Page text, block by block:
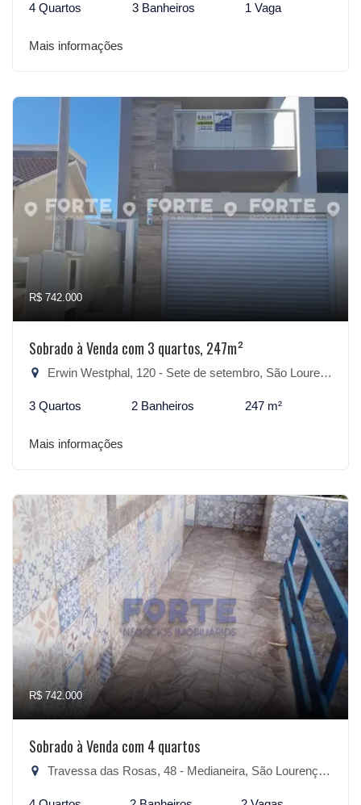
4 Quartos 3 Banheiros 1 Vaga
Mais informações
R$ 742.000
Sobrado à Venda com 3 quartos, 247m²
Erwin Westphal, 120 - Sete de setembro, São Lourenço do Sul-RS
3 Quartos 2 Banheiros 247 m²
Mais informações
R$ 742.000
Sobrado à Venda com 4 quartos
Travessa das Rosas, 48 - Medianeira, São Lourenço do Sul-RS